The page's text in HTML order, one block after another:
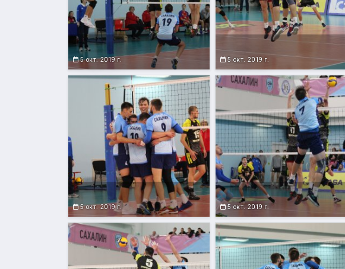
5 окт. 2019 г. 5 окт. 2019 г.
5 окт. 2019 г. 5 окт. 2019 г.